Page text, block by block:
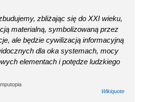
zbliżając się do XXI wieku,
materialną, symbolizowaną przez
ale będzie cywilizacją informacyjną
dla oka systemach, mocy
elementach i potędze ludzkiego
Wikiquote